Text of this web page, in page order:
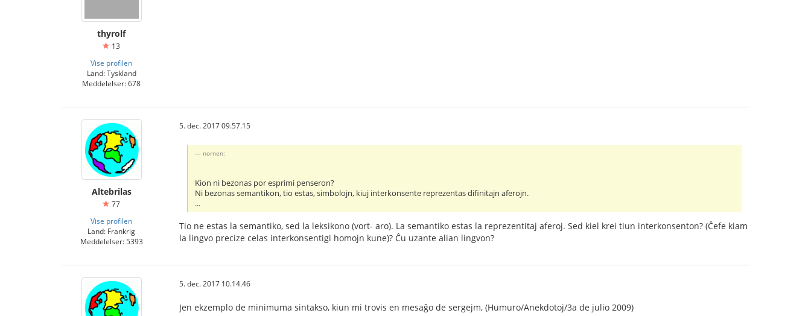
thyrolf
13
Vise profilen
Land: Tyskland
Meddelelser: 678
Altebrilas
77
Vise profilen
Land: Frankrig
Meddelelser: 5393
5. dec. 2017 09.57.15
nornen:
Kion ni bezonas por esprimi penseron?
Ni bezonas semantikon, tio estas, simbolojn, kiuj interkonsente reprezentas difinitajn aferojn.
...
Tio ne estas la semantiko, sed la leksikono (vort- aro). La semantiko estas la reprezentitaj aferoj. Sed kiel krei tiun interkonsenton? (Ĉefe kiam
la lingvo precize celas interkonsentigi homojn kune)? Ĉu uzante alian lingvon?
5. dec. 2017 10.14.46
Jen ekzemplo de minimuma sintakso, kiun mi trovis en mesaĝo de sergejm, (Humuro/Anekdotoj/3a de julio 2009)